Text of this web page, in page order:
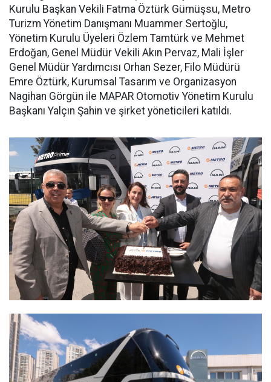
Kurulu Başkan Vekili Fatma Öztürk Gümüşsu, Metro
Turizm Yönetim Danışmanı Muammer Sertoğlu,
Yönetim Kurulu Üyeleri Özlem Tamtürk ve Mehmet
Erdoğan, Genel Müdür Vekili Akın Pervaz, Mali İşler
Genel Müdür Yardımcısı Orhan Sezer, Filo Müdürü
Emre Öztürk, Kurumsal Tasarım ve Organizasyon
Nagihan Görgün ile MAPAR Otomotiv Yönetim Kurulu
Başkanı Yalçın Şahin ve şirket yöneticileri katıldı.